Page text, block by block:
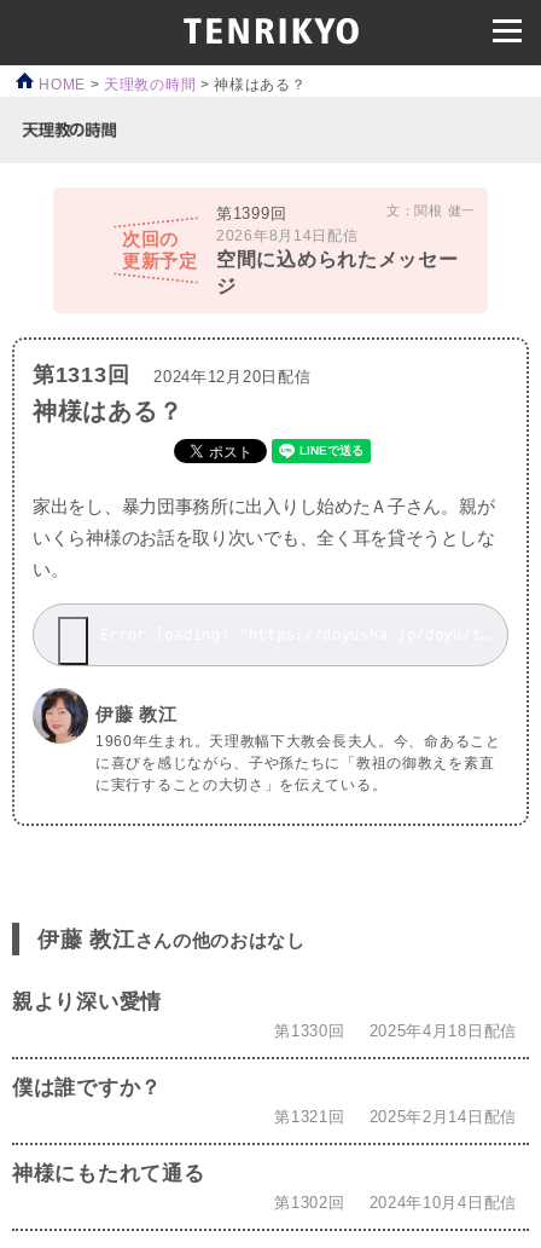
HOME > 天理教の時間 >神様はある？
次回の
更新予定
第1399回
2026年8月14日配信
空間に込められたメッセー
ジ
文：関根 健一
第1313回 2024年12月20日配信
神様はある？
家出をし、暴力団事務所に出入りし始めたＡ子さん。親が
いくら神様のお話を取り次いでも、全く耳を貸そうとしな
い。
伊藤 教江
1960年生まれ。天理教幅下大教会長夫人。今、命あること
に喜びを感じながら、子や孫たちに「教祖の御教えを素直
に実行することの大切さ」を伝えている。
伊藤 教江さんの他のおはなし
親より深い愛情
第1330回 2025年4月18日配信
僕は誰ですか？
第1321回 2025年2月14日配信
神様にもたれて通る
第1302回 2024年10月4日配信